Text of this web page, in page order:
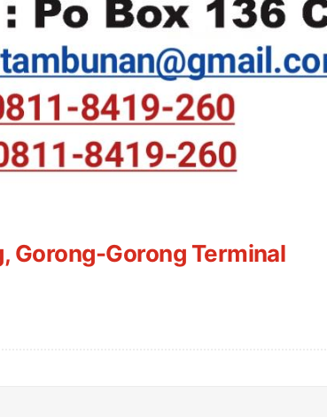
Gorong-Gorong Terminal